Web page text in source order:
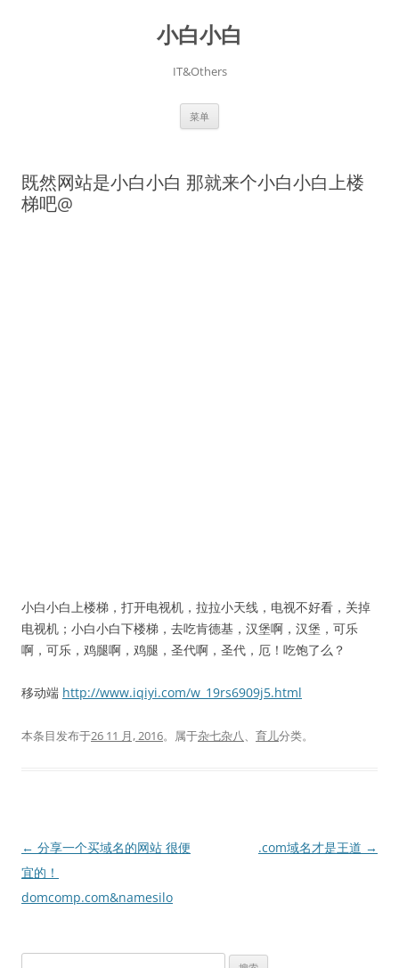
小白小白
IT&Others
菜单
既然网站是小白小白 那就来个小白小白上楼
梯吧@
小白小白上楼梯，打开电视机，拉拉小天线，电视不好看，关掉
电视机；小白小白下楼梯，去吃肯德基，汉堡啊，汉堡，可乐
啊，可乐，鸡腿啊，鸡腿，圣代啊，圣代，厄！吃饱了么？
移动端 http://www.iqiyi.com/w_19rs6909j5.html
本条目发布于26 11 月, 2016。属于杂七杂八、 育儿分类。
文
章
导
← 分享一个买域名的网站 很便
宜的！
domcomp.com&namesilo
.com域名才是王道 →